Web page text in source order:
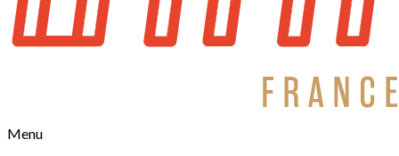
Menu